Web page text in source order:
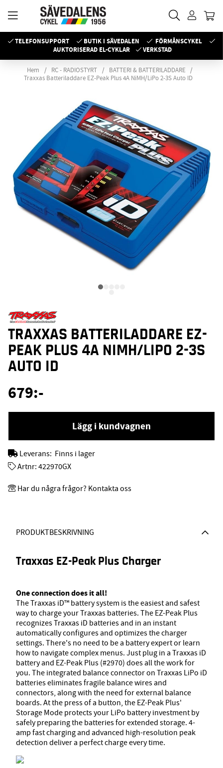
TELEFONSUPPORT BUTIK I SÄVEDALEN
FÖRMÅNSCYKEL
AUKTORISERAD EL-CYKLAR
VERKSTAD
Hem RC - RADIOSTYRT
BATTERI & BATTERILADDARE
Traxxas Batteriladdare EZ-Peak Plus 4A NiMH/LiPo 2-3S Auto ID
PRODUKTBESKRIVNING
Traxxas EZ-Peak Plus Charger
One connection does it all!
The Traxxas iD™ battery system is the easiest and safest
way to charge your Traxxas batteries. The EZ-Peak Plus
recognizes Traxxas iD batteries and in an instant
automatically configures and optimizes the charger
settings. There's no need to be a battery expert or learn
how to navigate complex menus. Just plug in a Traxxas iD
battery and EZ-Peak Plus (#2970) does all the work for
you. The integrated balance connector on Traxxas LiPo iD
batteries eliminates fragile balance wires and
connectors, along with the need for external balance
boards. At the press of a button, the EZ-Peak Plus'
Storage Mode protects your LiPo battery investment by
safely preparing the batteries for extended storage. 4-
amp fast charging and advanced high-resolution peak
detection deliver a perfect charge every time.
TRAXXAS BATTERILADDARE EZ-
PEAK PLUS 4A NIMH/LIPO 2-3S
AUTO ID
679:-
Lägg i kundvagnen
Leverans: Finns i lager
Artnr: 422970GX
Har du några frågor? Kontakta oss